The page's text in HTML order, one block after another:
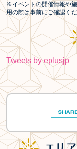
※イベントの開催情報や
用の際は事前にご確認く
Tweets by eplusjp